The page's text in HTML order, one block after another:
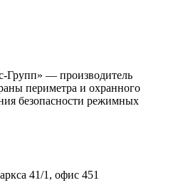
— производитель
периметра и охранного
безопасности режимных
41/1, офис 451